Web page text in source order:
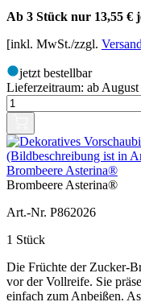
Ab 3 Stück nur 13,55 €
[inkl. MwSt./zzgl. Versand
jetzt bestellbar
Lieferzeitraum: ab
Brombeere Asterina®
Brombeere Asterina®
Art.-Nr. P862026
1 Stück
Die Früchte der Zucker-
vor der Vollreife. Sie
einfach zum Anbeißen.